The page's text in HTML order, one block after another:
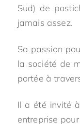
Sud) de
jamais assez.
Sa passion
la société de
portée à
Il a été invité
entreprise